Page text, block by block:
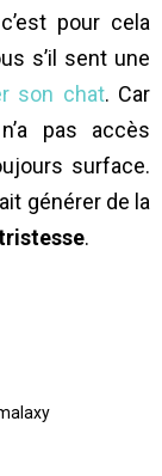
pour cela
s’il sent une
son chat. Car
pas accès
surface.
générer de la
.